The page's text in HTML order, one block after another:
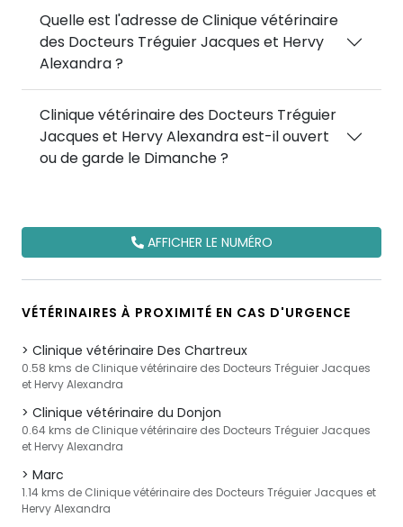
Quelle est l'adresse de Clinique vétérinaire
des Docteurs Tréguier Jacques et Hervy
Alexandra ?
Clinique vétérinaire des Docteurs Tréguier
Jacques et Hervy Alexandra est-il ouvert
ou de garde le Dimanche ?
AFFICHER LE NUMÉRO
VÉTÉRINAIRES À PROXIMITÉ EN CAS D'URGENCE
Clinique vétérinaire Des Chartreux
0.58 kms de Clinique vétérinaire des Docteurs Tréguier Jacques
et Hervy Alexandra
Clinique vétérinaire du Donjon
0.64 kms de Clinique vétérinaire des Docteurs Tréguier Jacques
et Hervy Alexandra
Marc
1.14 kms de Clinique vétérinaire des Docteurs Tréguier Jacques et
Hervy Alexandra